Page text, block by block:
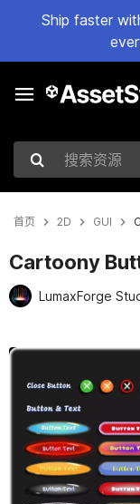
Ship faster
搜索资源
首页 2D GUI
Cartoony
LumaxForge
当前幻灯片：1 / 18